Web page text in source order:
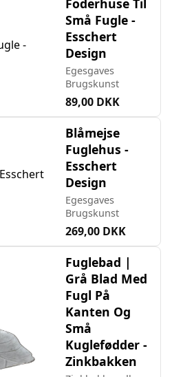
Små Fugle -
Esschert
Design
Egesgaves
Brugskunst
89,00 DKK
Blåmejse
Fuglehus -
Esschert
Design
Egesgaves
Brugskunst
269,00 DKK
Fuglebad |
Grå Blad Med
Fugl På
Kanten Og
Små
Kuglefødder -
Zinkbakken